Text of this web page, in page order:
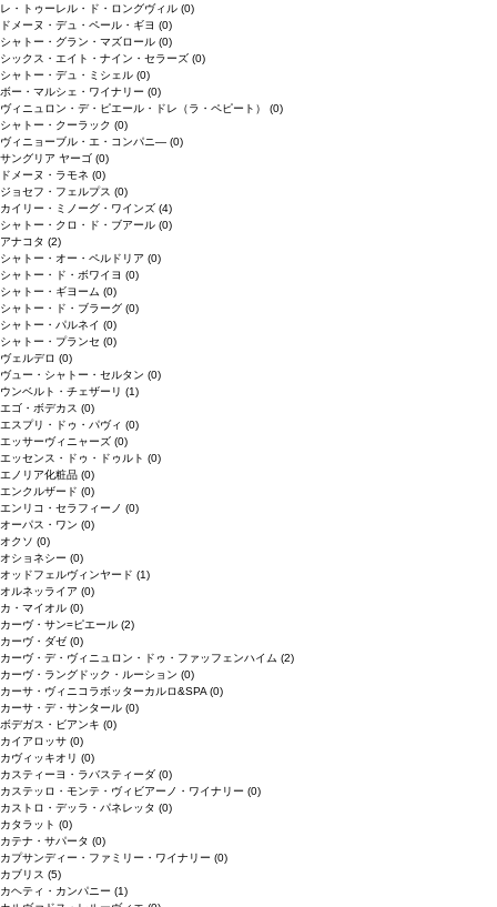
レ・トゥーレル・ド・ロングヴィル (0)
ドメーヌ・デュ・ペール・ギヨ (0)
シャトー・グラン・マズロール (0)
シックス・エイト・ナイン・セラーズ (0)
シャトー・デュ・ミシェル (0)
ボー・マルシェ・ワイナリー (0)
ヴィニュロン・デ・ピエール・ドレ（ラ・ペピート） (0)
シャトー・クーラック (0)
ヴィニョーブル・エ・コンパニ― (0)
サングリア ヤーゴ (0)
ドメーヌ・ラモネ (0)
ジョセフ・フェルプス (0)
カイリー・ミノーグ・ワインズ (4)
シャトー・クロ・ド・ブアール (0)
アナコタ (2)
シャトー・オー・ペルドリア (0)
シャトー・ド・ボワイヨ (0)
シャトー・ギヨーム (0)
シャトー・ド・ブラーグ (0)
シャトー・パルネイ (0)
シャトー・プランセ (0)
ヴェルデロ (0)
ヴュー・シャトー・セルタン (0)
ウンベルト・チェザーリ (1)
エゴ・ボデカス (0)
エスプリ・ドゥ・パヴィ (0)
エッサーヴィニャーズ (0)
エッセンス・ドゥ・ドゥルト (0)
エノリア化粧品 (0)
エンクルザード (0)
エンリコ・セラフィーノ (0)
オーパス・ワン (0)
オクソ (0)
オショネシー (0)
オッドフェルヴィンヤード (1)
オルネッライア (0)
カ・マイオル (0)
カーヴ・サン=ピエール (2)
カーヴ・ダゼ (0)
カーヴ・デ・ヴィニュロン・ドゥ・ファッフェンハイム (2)
カーヴ・ラングドック・ルーション (0)
カーサ・ヴィニコラボッターカルロ&SPA (0)
カーサ・デ・サンタール (0)
ボデガス・ビアンキ (0)
カイアロッサ (0)
カヴィッキオリ (0)
カスティーヨ・ラバスティーダ (0)
カステッロ・モンテ・ヴィビアーノ・ワイナリー (0)
カストロ・デッラ・パネレッタ (0)
カタラット (0)
カテナ・サパータ (0)
カプサンディー・ファミリー・ワイナリー (0)
カブリス (5)
カヘティ・カンパニー (1)